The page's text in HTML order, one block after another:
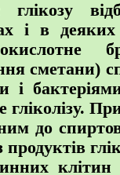
глікозу
і в деяких
сметани)
і
гліколізу.
до
клітин